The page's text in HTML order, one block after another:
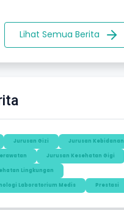
Lihat Semua Berita
Jurusan Gizi Jurusan Kebidanan
Jurusan Kesehatan Gigi
Lingkungan
Laboratorium Medis Prestasi